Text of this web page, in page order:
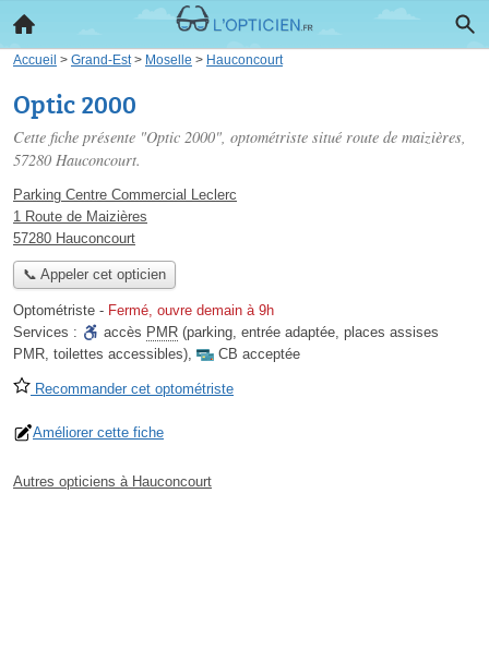
Accueil > Grand-Est> Moselle > Hauconcourt
Optic 2000
Cette fiche présente "Optic 2000", optométriste situé route de maizières,
57280 Hauconcourt.
Parking Centre Commercial Leclerc
1 Route de Maizières
57280 Hauconcourt
📞 Appeler cet opticien
Optométriste - Fermé, ouvre demain à 9h
Services :
accès PMR (parking, entrée adaptée, places assises
PMR, toilettes accessibles), CB acceptée
Recommander cet optométriste
Améliorer cette fiche
Autres opticiens à Hauconcourt